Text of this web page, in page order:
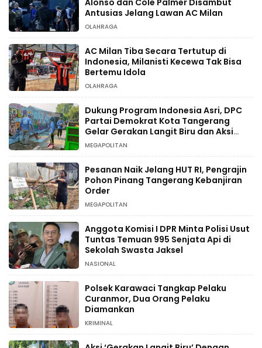
Alonso dan Cole Palmer Disambut
Antusias Jelang Lawan AC Milan
OLAHRAGA
AC Milan Tiba Secara Tertutup di
Indonesia, Milanisti Kecewa Tak Bisa
Bertemu Idola
OLAHRAGA
Dukung Program Indonesia Asri, DPC
Partai Demokrat Kota Tangerang
Gelar Gerakan Langit Biru dan Aksi
Tanam Pohon
MEGAPOLITAN
Pesanan Naik Jelang HUT RI, Pengrajin
Pohon Pinang Tangerang Kebanjiran
Order
MEGAPOLITAN
Anggota Komisi I DPR Minta Polisi Usut
Tuntas Temuan 995 Senjata Api di
Sekolah Swasta Jaksel
NASIONAL
Polsek Karawaci Tangkap Pelaku
Curanmor, Dua Orang Pelaku
Diamankan
KRIMINAL